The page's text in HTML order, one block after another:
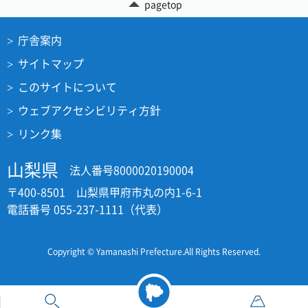
pagetop
庁舎案内
サイトマップ
このサイトについて
ウェブアクセシビリティ方針
リンク集
山梨県
法人番号8000020190004
〒400-8501 山梨県甲府市丸の内1-6-1
電話番号 055-237-1111（代表）
Copyright © Yamanashi Prefecture.All Rights Reserved.